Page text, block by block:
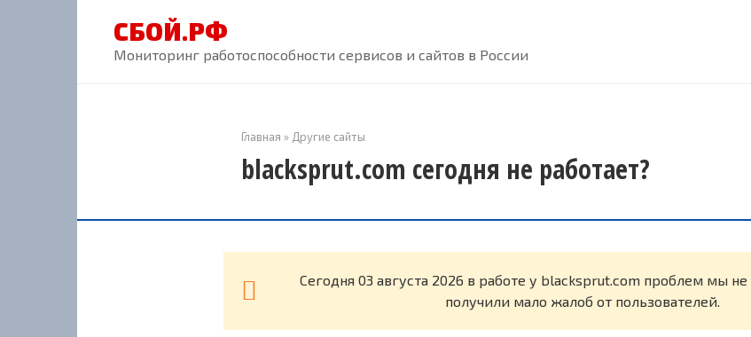
СБОЙ.РФ
Мониторинг работоспособности сервисов и сайтов в России
Главная » Другие сайты
blacksprut.com сегодня не работает?
Cегодня 03 августа 2026 в работе у blacksprut.com проблем мы
получили мало жалоб от пользователей.